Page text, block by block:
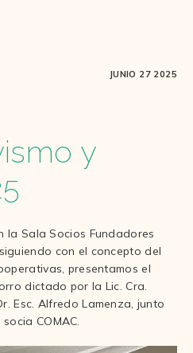
JUNIO 27 2025
y
la Sala Socios Fundadores
con el concepto del
presentamos el
dictado por la Lic. Cra.
Esc. Alfredo Lamenza​, junto
COMAC.